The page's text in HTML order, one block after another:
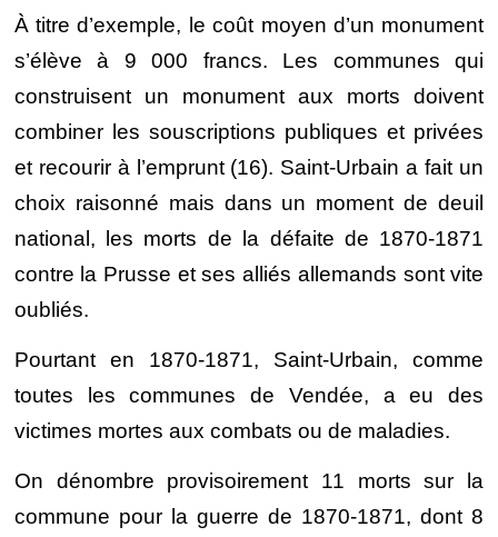
À titre d’exemple, le coût moyen d’un monument
s’élève à 9 000 francs. Les communes qui
construisent un monument aux morts doivent
combiner les souscriptions publiques et privées
et recourir à l’emprunt (16). Saint-Urbain a fait un
choix raisonné mais dans un moment de deuil
national, les morts de la défaite de 1870-1871
contre la Prusse et ses alliés allemands sont vite
oubliés.
Pourtant en 1870-1871, Saint-Urbain, comme
toutes les communes de Vendée, a eu des
victimes mortes aux combats ou de maladies.
On dénombre provisoirement 11 morts sur la
commune pour la guerre de 1870-1871, dont 8